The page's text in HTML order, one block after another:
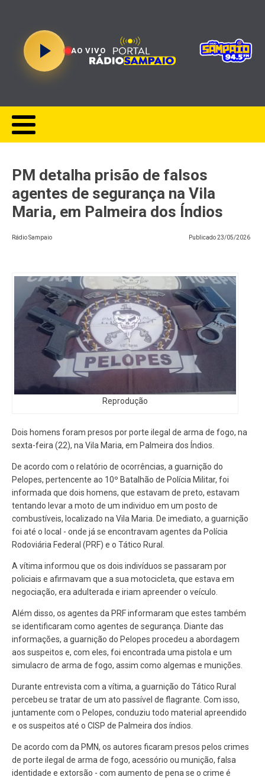
AO VIVO
PM detalha prisão de falsos
agentes de segurança na Vila
Maria, em Palmeira dos Índios
Rádio Sampaio Publicado23/05/2026
Reprodução
Dois homens foram presos por porte ilegal de arma de fogo, na
sexta-feira (22), na Vila Maria, em Palmeira dos Índios.
De acordo com o relatório de ocorrências, a guarnição do
Pelopes, pertencente ao 10º Batalhão de Polícia Militar, foi
informada que dois homens, que estavam de preto, estavam
tentando levar a moto de um individuo em um posto de
combustíveis, localizado na Vila Maria. De imediato, a guarnição
foi até o local - onde já se encontravam agentes da Polícia
Rodoviária Federal (PRF) e o Tático Rural.
A vítima informou que os dois indivíduos se passaram por
policiais e afirmavam que a sua motocicleta, que estava em
negociação, era adulterada e iriam apreender o veículo.
Além disso, os agentes da PRF informaram que estes também
se identificaram como agentes de segurança. Diante das
informações, a guarnição do Pelopes procedeu a abordagem
aos suspeitos e, com eles, foi encontrada uma pistola e um
simulacro de arma de fogo, assim como algemas e munições.
Durante entrevista com a vítima, a guarnição do Tático Rural
percebeu se tratar de um ato passível de flagrante. Com isso,
juntamente com o Pelopes, conduziu todo material apreendido
e os suspeitos até o CISP de Palmeira dos índios.
De acordo com da PMN, os autores ficaram presos pelos crimes
de porte ilegal de arma de fogo, acessório ou munição, falsa
identidade e extorsão - com aumento de pena se o crime é